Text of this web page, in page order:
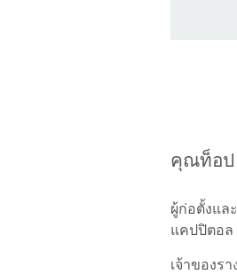
คุณท็อป
ผู้ก่อตั้งแล
แคปปิตอล
เจ้าของร